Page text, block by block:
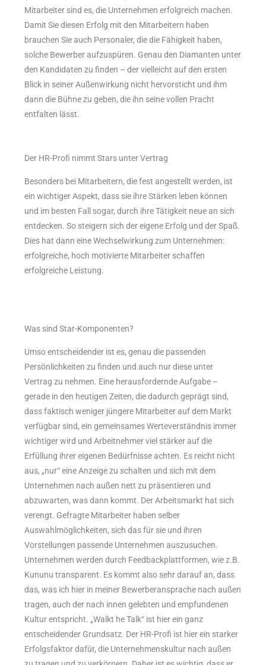
Mitarbeiter sind es, die Unternehmen erfolgreich machen.
Damit Sie diesen Erfolg mit den Mitarbeitern haben
brauchen Sie auch Personaler, die die Fähigkeit haben,
solche Bewerber aufzuspüren. Genau den Diamanten unter
den Kandidaten zu finden – der vielleicht auf den ersten
Blick in seiner Außenwirkung nicht hervorsticht und ihm
dann die Bühne zu geben, die ihn seine vollen Pracht
entfalten lässt.
Der HR-Profi nimmt Stars unter Vertrag
Besonders bei Mitarbeitern, die fest angestellt werden, ist
ein wichtiger Aspekt, dass sie ihre Stärken leben können
und im besten Fall sogar, durch ihre Tätigkeit neue an sich
entdecken. So steigern sich der eigene Erfolg und der Spaß.
Dies hat dann eine Wechselwirkung zum Unternehmen:
erfolgreiche, hoch motivierte Mitarbeiter schaffen
erfolgreiche Leistung.
Was sind Star-Komponenten?
Umso entscheidender ist es, genau die passenden
Persönlichkeiten zu finden und auch nur diese unter
Vertrag zu nehmen. Eine herausfordernde Aufgabe –
gerade in den heutigen Zeiten, die dadurch geprägt sind,
dass faktisch weniger jüngere Mitarbeiter auf dem Markt
verfügbar sind, ein gemeinsames Werteverständnis immer
wichtiger wird und Arbeitnehmer viel stärker auf die
Erfüllung ihrer eigenen Bedürfnisse achten. Es reicht nicht
aus, „nur“ eine Anzeige zu schalten und sich mit dem
Unternehmen nach außen nett zu präsentieren und
abzuwarten, was dann kommt. Der Arbeitsmarkt hat sich
verengt. Gefragte Mitarbeiter haben selber
Auswahlmöglichkeiten, sich das für sie und ihren
Vorstellungen passende Unternehmen auszusuchen.
Unternehmen werden durch Feedbackplattformen, wie z.B.
Kununu transparent. Es kommt also sehr darauf an, dass
das, was ich hier in meiner Bewerberansprache nach außen
tragen, auch der nach innen gelebten und empfundenen
Kultur entspricht. „Walkt he Talk“ ist hier ein ganz
entscheidender Grundsatz. Der HR-Profi ist hier ein starker
Erfolgsfaktor dafür, die Unternehmenskultur nach außen